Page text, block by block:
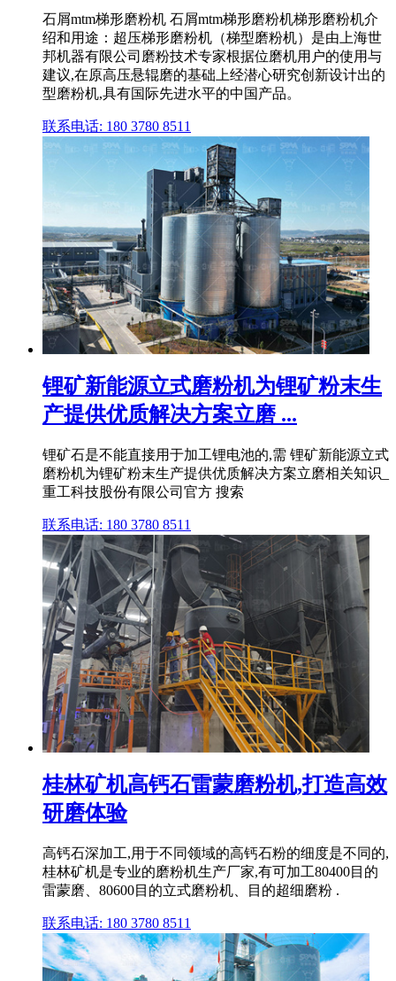
石屑mtm梯形磨粉机 石屑mtm梯形磨粉机梯形磨粉机介
绍和用途：超压梯形磨粉机（梯型磨粉机）是由上海世
邦机器有限公司磨粉技术专家根据位磨机用户的使用与
建议,在原高压悬辊磨的基础上经潜心研究创新设计出的
型磨粉机,具有国际先进水平的中国产品。
联系电话: 180 3780 8511
锂矿新能源立式磨粉机为锂矿粉末生
产提供优质解决方案立磨 ...
锂矿石是不能直接用于加工锂电池的,需 锂矿新能源立式
磨粉机为锂矿粉末生产提供优质解决方案立磨相关知识_
重工科技股份有限公司官方 搜索
联系电话: 180 3780 8511
桂林矿机高钙石雷蒙磨粉机,打造高效
研磨体验
高钙石深加工,用于不同领域的高钙石粉的细度是不同的,
桂林矿机是专业的磨粉机生产厂家,有可加工80400目的
雷蒙磨、80600目的立式磨粉机、目的超细磨粉 .
联系电话: 180 3780 8511